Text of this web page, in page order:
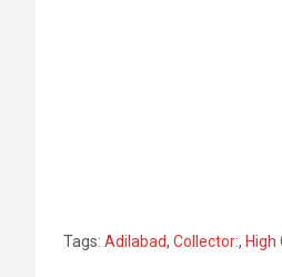
Tags: Adilabad, Collector:,